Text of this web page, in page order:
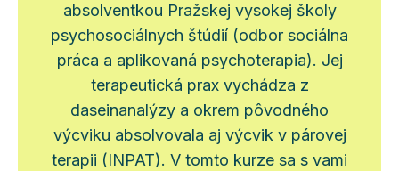
absolventkou Pražskej vysokej školy
psychosociálnych štúdií (odbor sociálna
práca a aplikovaná psychoterapia). Jej
terapeutická prax vychádza z
daseinanalýzy a okrem pôvodného
výcviku absolvovala aj výcvik v párovej
terapii (INPAT). V tomto kurze sa s vami